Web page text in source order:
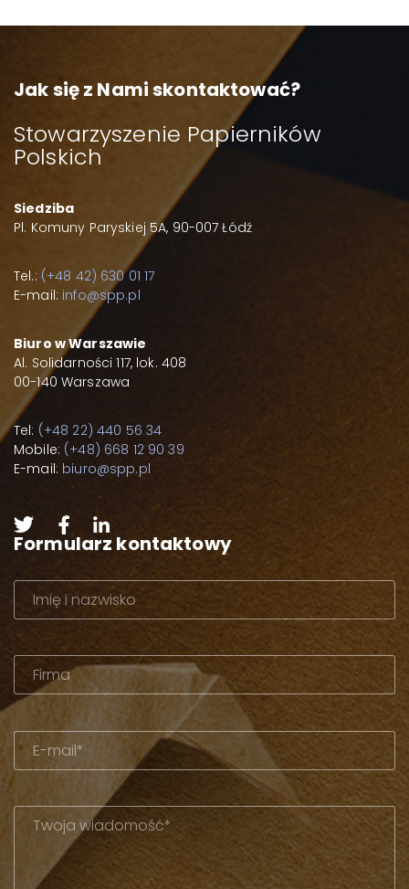
Jak się z Nami skontaktować?
Stowarzyszenie Papierników
Polskich
Siedziba
Pl. Komuny Paryskiej 5A, 90-007 Łódź
Tel.: (+48 42) 630 01 17
E-mail: info@spp.pl
Biuro w Warszawie
Al. Solidarności 117, lok. 408
00-140 Warszawa
Tel: (+48 22) 440 56 34
Mobile: (+48) 668 12 90 39
E-mail: biuro@spp.pl
Formularz kontaktowy